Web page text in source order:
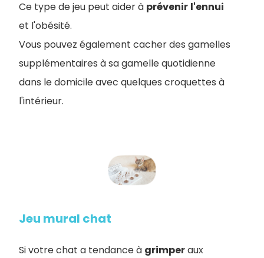
Ce type de jeu peut aider à prévenir l'ennui
et l'obésité.
Vous pouvez également cacher des gamelles
supplémentaires à sa gamelle quotidienne
dans le domicile avec quelques croquettes à
l'intérieur.
Jeu mural chat
Si votre chat a tendance à grimperaux